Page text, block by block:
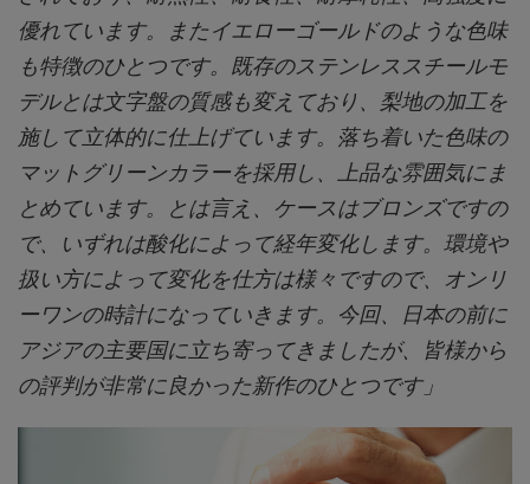
優れています。またイエローゴールドのような色味
も特徴のひとつです。既存のステンレススチールモ
デルとは文字盤の質感も変えており、梨地の加工を
施して立体的に仕上げています。落ち着いた色味の
マットグリーンカラーを採用し、上品な雰囲気にま
とめています。とは言え、ケースはブロンズですの
で、いずれは酸化によって経年変化します。環境や
扱い方によって変化を仕方は様々ですので、オンリ
ーワンの時計になっていきます。今回、日本の前に
アジアの主要国に立ち寄ってきましたが、皆様から
の評判が非常に良かった新作のひとつです」